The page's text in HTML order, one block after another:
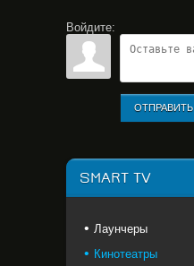
Войдите:
ОТПРАВИТЬ
SMART TV
Лаунчеры
Кинотеатры